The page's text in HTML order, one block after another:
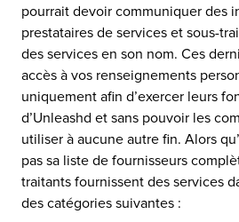
pourrait devoir communiquer des
prestataires de services et sous-
des services en son nom. Ces
accès à vos renseignements
uniquement afin d’exercer leurs
d’Unleashd et sans pouvoir les
utiliser à aucune autre fin. Alors
pas sa liste de fournisseurs
traitants fournissent des services
des catégories suivantes :